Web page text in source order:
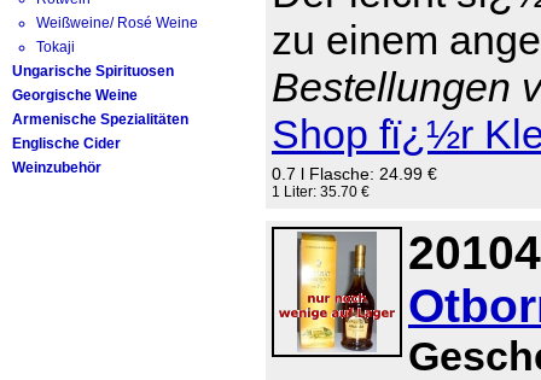
Weißweine/ Rosé Weine
Tokaji
Ungarische Spirituosen
Georgische Weine
Armenische Spezialitäten
Englische Cider
Weinzubehör
zu einem
Bestellungen
Shop fï¿½r
0.7 l Flasche: 24.99 €
1 Liter: 35.70 €